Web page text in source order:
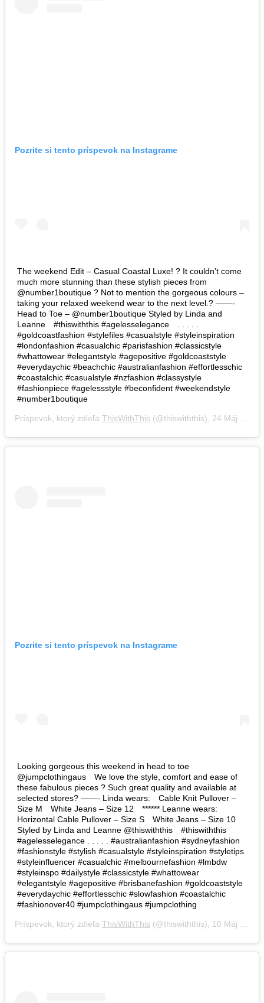
Pozrite si tento príspevok na Instagrame
The weekend Edit – Casual Coastal Luxe! ? It couldn’t come
much more stunning than these stylish pieces from
@number1boutique ? Not to mention the gorgeous colours –
taking your relaxed weekend wear to the next level.? ——-
Head to Toe – @number1boutique Styled by Linda and
Leanne⠀ #thiswiththis #agelesselegance⠀ . . . . .
#goldcoastfashion #stylefiles #casualstyle #styleinspiration
#londonfashion #casualchic #parisfashion #classicstyle
#whattowear #elegantstyle #agepositive #goldcoaststyle
#everydaychic #beachchic #australianfashion #effortlesschic
#coastalchic #casualstyle #nzfashion #classystyle
#fashionpiece #agelessstyle #beconfident #weekendstyle
#number1boutique
Príspevok, ktorý zdieľa ThisWithThis (@thiswiththis), 24 Máj 2019 o 12:12 PDT
Pozrite si tento príspevok na Instagrame
Looking gorgeous this weekend in head to toe
@jumpclothingaus⠀ We love the style, comfort and ease of
these fabulous pieces ? Such great quality and available at
selected stores? ——- Linda wears:⠀ Cable Knit Pullover –
Size M⠀ White Jeans – Size 12⠀ ****** Leanne wears:⠀
Horizontal Cable Pullover – Size S⠀ White Jeans – Size 10⠀
Styled by Linda and Leanne @thiswiththis⠀ #thiswiththis
#agelesselegance . . . . . #australianfashion #sydneyfashion
#fashionstyle #stylish #casualstyle #styleinspiration #styletips
#styleinfluencer #casualchic #melbournefashion #lmbdw
#styleinspo #dailystyle #classicstyle #whattowear
#elegantstyle #agepositive #brisbanefashion #goldcoaststyle
#everydaychic #effortlesschic #slowfashion #coastalchic
#fashionover40 #jumpclothingaus #jumpclothing
Príspevok, ktorý zdieľa ThisWithThis (@thiswiththis), 10 Máj 2019 o 12:10 PDT